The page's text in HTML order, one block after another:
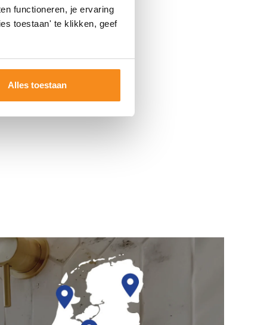
functioneren, je ervaring
toestaan' te klikken, geef
Alles toestaan